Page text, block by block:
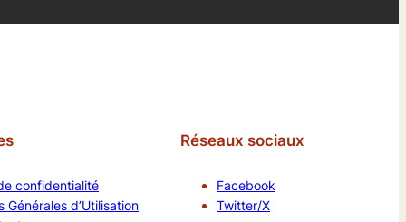
confidentialité
Générales d’Utilisation
Réseaux sociaux
Facebook
Twitter/X